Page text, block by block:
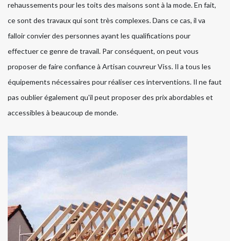
rehaussements pour les toits des maisons sont à la mode. En fait,
ce sont des travaux qui sont très complexes. Dans ce cas, il va
falloir convier des personnes ayant les qualifications pour
effectuer ce genre de travail. Par conséquent, on peut vous
proposer de faire confiance à Artisan couvreur Viss. Il a tous les
équipements nécessaires pour réaliser ces interventions. Il ne faut
pas oublier également qu'il peut proposer des prix abordables et
accessibles à beaucoup de monde.